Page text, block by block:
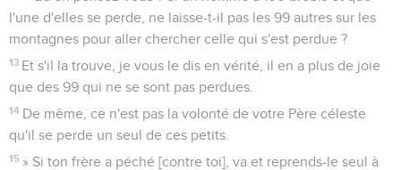
l'une d'elles se perde, ne laisse-t-il pas les 99 autres sur les
montagnes pour aller chercher celle qui s'est perdue ?
13 Et s'il la trouve, je vous le dis en vérité, il en a plus de joie
que des 99 qui ne se sont pas perdues.
14 De même, ce n'est pas la volonté de votre Père céleste
qu'il se perde un seul de ces petits.
15 » Si ton frère a péché [contre toi], va et reprends-le seul à